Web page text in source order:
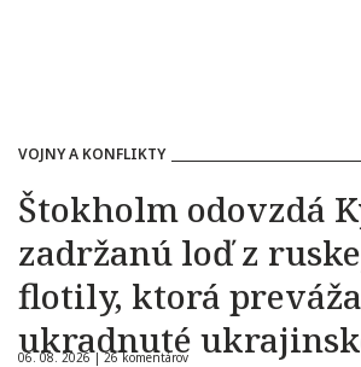
VOJNY A KONFLIKTY
Štokholm odovzdá
zadržanú loď z
flotily, ktorá
ukradnuté
06. 08. 2026 |26 komentárov